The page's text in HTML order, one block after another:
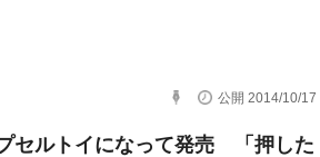
公開 2014/10/17
セルトイになって発売 「押した